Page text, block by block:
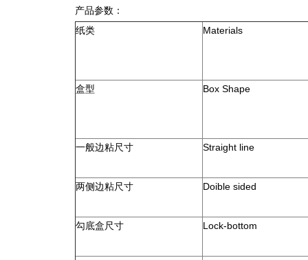
产品参数：
纸类
Materials
盒型 Box Shape
一般边粘尺寸 Straight line
两侧边粘尺寸 Doible sided
勾底盒尺寸 Lock-bottom